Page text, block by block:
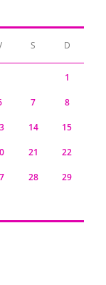
S D
1
7 8
14 15
21 22
28 29